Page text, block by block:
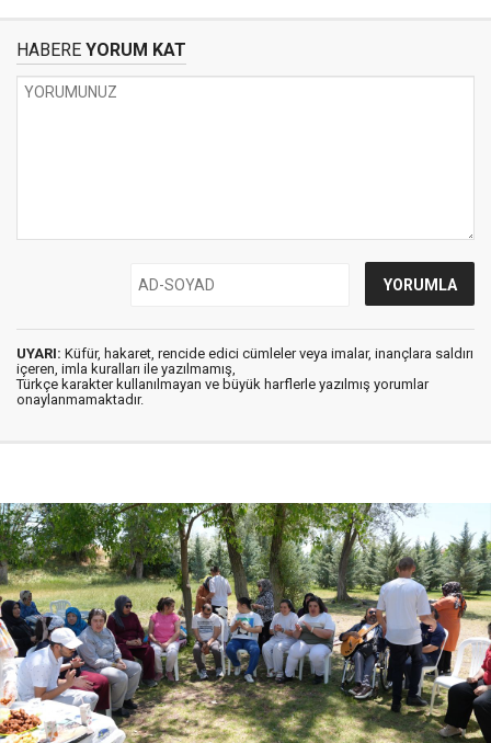
HABERE YORUM KAT
UYARI: Küfür, hakaret, rencide edici cümleler veya imalar, inançlara saldırı
içeren, imla kuralları ile yazılmamış,
Türkçe karakter kullanılmayan ve büyük harflerle yazılmış yorumlar
onaylanmamaktadır.